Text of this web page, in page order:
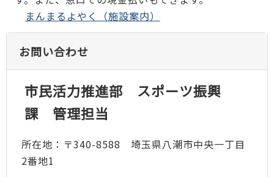
まんまるよやく（施設案内）
お問い合わせ
市民活力推進部 スポーツ振興
課 管理担当
所在地：〒340-8588 埼玉県八潮市中央一丁目
2番地1